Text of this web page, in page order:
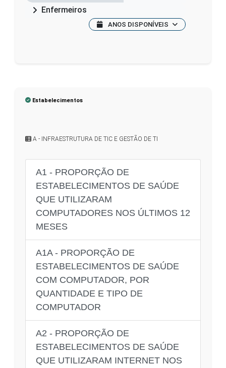
Enfermeiros
ANOS DISPONÍVEIS
Estabelecimentos
A - INFRAESTRUTURA DE TIC E GESTÃO DE TI
A1 - PROPORÇÃO DE
ESTABELECIMENTOS DE SAÚDE
QUE UTILIZARAM
COMPUTADORES NOS ÚLTIMOS 12
MESES
A1A - PROPORÇÃO DE
ESTABELECIMENTOS DE SAÚDE
COM COMPUTADOR, POR
QUANTIDADE E TIPO DE
COMPUTADOR
A2 - PROPORÇÃO DE
ESTABELECIMENTOS DE SAÚDE
QUE UTILIZARAM INTERNET NOS